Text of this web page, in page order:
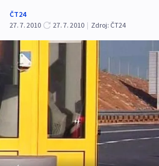
ČT24
27. 7. 2010
27. 7. 2010 | Zdroj: ČT24